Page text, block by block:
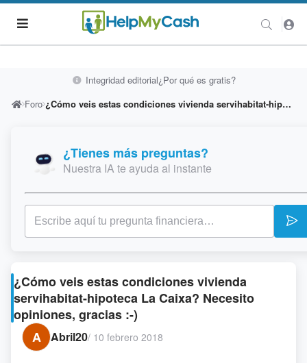
Integridad editorial¿Por qué es gratis?
Foro
¿Cómo veis estas condiciones vivienda servihabitat-hipoteca La Caixa? Necesito opiniones, gracias :-)
¿Tienes más preguntas?
Nuestra IA te ayuda al instante
¿Cómo veis estas condiciones vivienda
servihabitat-hipoteca La Caixa? Necesito
opiniones, gracias :-)
A
Abril20/ 10 febrero 2018